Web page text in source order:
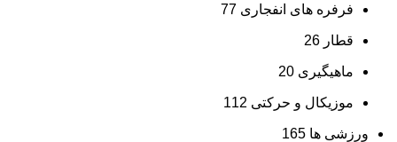
فرفره های انفجاری 77
قطار 26
ماهیگیری 20
موزیکال و حرکتی 112
ورزشی ها 165